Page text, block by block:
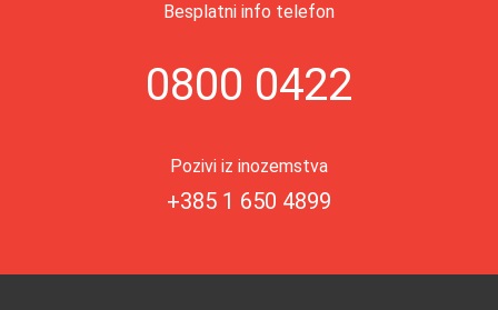
Besplatni info telefon
0800 0422
Pozivi iz inozemstva
+385 1 650 4899